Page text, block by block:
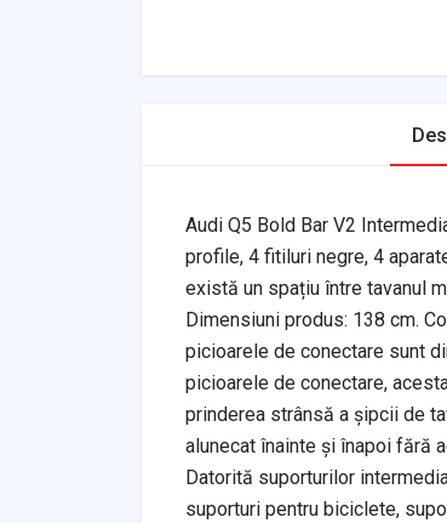
Audi Q5 Bold Bar V2
profile, 4 fitiluri negre, 4
există un spațiu între tavanul
Dimensiuni produs: 138 cm.
picioarele de conectare sunt
picioarele de conectare,
prinderea strânsă a șipcii de
alunecat înainte și înapoi fără
Datorită suporturilor
suporturi pentru biciclete,